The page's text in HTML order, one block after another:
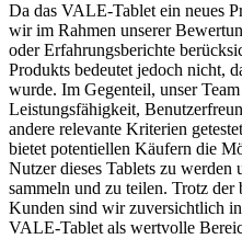
Da das VALE-Tablet ein neues
wir im Rahmen unserer
oder Erfahrungsberichte
Produkts bedeutet jedoch nicht,
wurde. Im Gegenteil, unser
Leistungsfähigkeit,
andere relevante Kriterien
bietet potentiellen Käufern die
Nutzer dieses Tablets zu werden
sammeln und zu teilen. Trotz
Kunden sind wir zuversichtlich
VALE-Tablet als wertvolle